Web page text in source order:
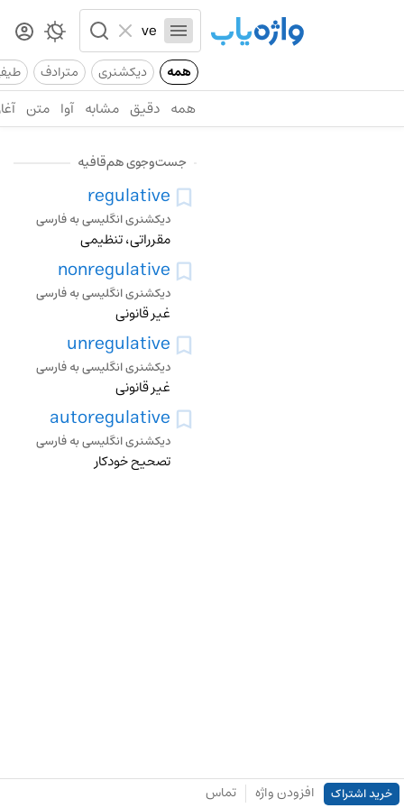
همه دیکشنری مترادف
همه دقیق مشابه آوا متن
جست‌وجوی هم‌قافیه
regulative
دیکشنری انگلیسی به فارسی
مقرراتی، تنظیمی
nonregulative
دیکشنری انگلیسی به فارسی
غیر قانونی
unregulative
دیکشنری انگلیسی به فارسی
غیر قانونی
autoregulative
دیکشنری انگلیسی به فارسی
تصحیح خودکار
خرید اشتراک افزودن واژه تماس